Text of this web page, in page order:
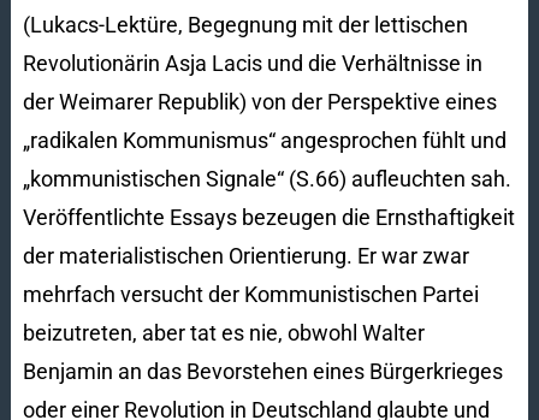
(Lukacs-Lektüre, Begegnung mit der lettischen
Revolutionärin Asja Lacis und die Verhältnisse in
der Weimarer Republik) von der Perspektive eines
„radikalen Kommunismus“ angesprochen fühlt und
„kommunistischen Signale“ (S.66) aufleuchten sah.
Veröffentlichte Essays bezeugen die Ernsthaftigkeit
der materialistischen Orientierung. Er war zwar
mehrfach versucht der Kommunistischen Partei
beizutreten, aber tat es nie, obwohl Walter
Benjamin an das Bevorstehen eines Bürgerkrieges
oder einer Revolution in Deutschland glaubte und